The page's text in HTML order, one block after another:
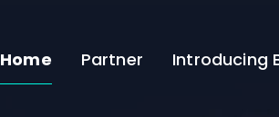
Home Partner Introducing